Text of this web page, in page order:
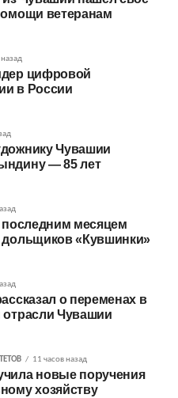
ветеранам
цифровой
в России
Чувашии
— 85 лет
последним месяцем
«Кувшинки»
о переменах в
отрасли Чувашии
11 часов назад
новые поручения
хозяйству